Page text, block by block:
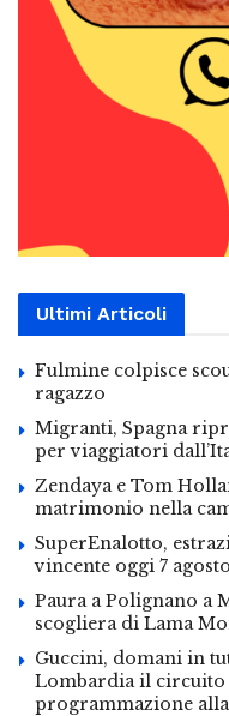
Ultimi Articoli
Fulmine colpisce
ragazzo
Migranti, Spagna
per viaggiatori
Zendaya e Tom
matrimonio nella
SuperEnalotto,
vincente oggi 7 agosto
Paura a Polignano a
scogliera di Lama
Guccini, domani in
Lombardia il circuito
programmazione